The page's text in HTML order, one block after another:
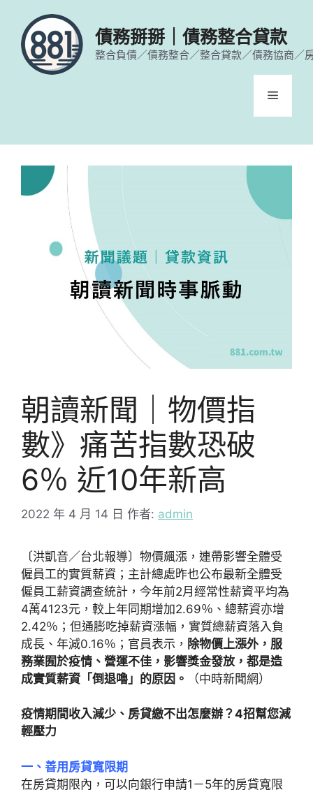
債務掰掰｜債務整合貸款
整合負債／債務整合／整合貸款／債務協商／
選
朝讀新聞｜物價指
數》痛苦指數恐破
6％ 近10年新高
2022 年 4 月 14 日 作者: admin
〔洪凱音／台北報導〕物價飆漲，連帶影響全體受
僱員工的實質薪資；主計總處昨也公布最新全體受
僱員工薪資調查統計，今年前2月經常性薪資平均為
4萬4123元，較上年同期增加2.69％、總薪資亦增
2.42％；但通膨吃掉薪資漲幅，實質總薪資落入負
成長、年減0.16％；官員表示， 除物價上漲外，服
務業囿於疫情、營運不佳，影響獎金發放，都是造
成實質薪資「倒退嚕」的原因。
（中時新聞網）
疫情期間收入減少、房貸繳不出怎麼辦？4招幫您減
輕壓力
一、善用房貸寬限期
在房貸期限內，可以向銀行申請1－5年的房貸寬限